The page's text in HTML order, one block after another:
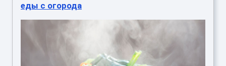
еды с огорода